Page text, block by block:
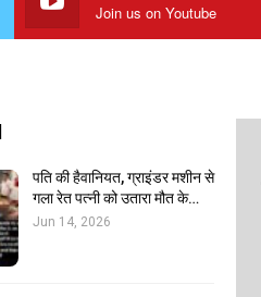
Join us on Youtube
पति की हैवानियत, ग्राइंडर मशीन से
गला रेत पत्नी को उतारा मौत के…
Jun 14, 2026